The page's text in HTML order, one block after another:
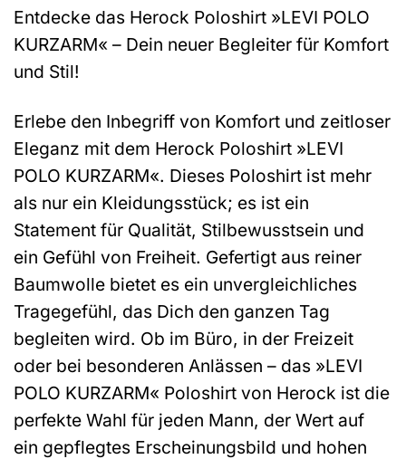
Entdecke das Herock Poloshirt »LEVI POLO
KURZARM« – Dein neuer Begleiter für Komfort
und Stil!
Erlebe den Inbegriff von Komfort und zeitloser
Eleganz mit dem Herock Poloshirt »LEVI
POLO KURZARM«. Dieses Poloshirt ist mehr
als nur ein Kleidungsstück; es ist ein
Statement für Qualität, Stilbewusstsein und
ein Gefühl von Freiheit. Gefertigt aus reiner
Baumwolle bietet es ein unvergleichliches
Tragegefühl, das Dich den ganzen Tag
begleiten wird. Ob im Büro, in der Freizeit
oder bei besonderen Anlässen – das »LEVI
POLO KURZARM« Poloshirt von Herock ist die
perfekte Wahl für jeden Mann, der Wert auf
ein gepflegtes Erscheinungsbild und hohen